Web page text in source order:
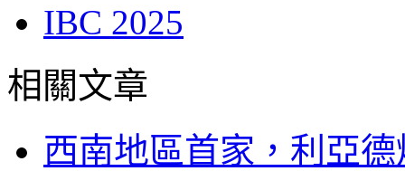
IBC 2025
相關文章
西南地區首家，利亞